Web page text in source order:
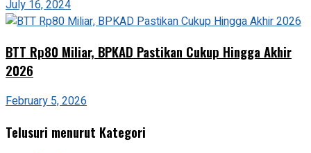
July 16, 2024
BTT Rp80 Miliar, BPKAD Pastikan Cukup Hingga Akhir
2026
February 5, 2026
Telusuri menurut Kategori